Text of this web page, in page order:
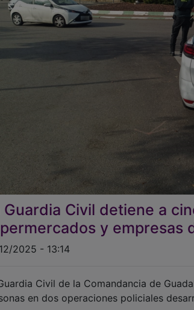
Guardia Civil detiene a
y empresas
2025 - 13:14
Civil de la Comandancia de
en dos operaciones policiales